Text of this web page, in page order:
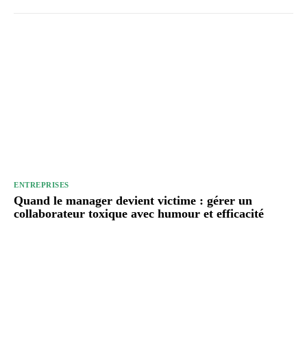
ENTREPRISES
Quand le manager devient victime : gérer un
collaborateur toxique avec humour et efficacité